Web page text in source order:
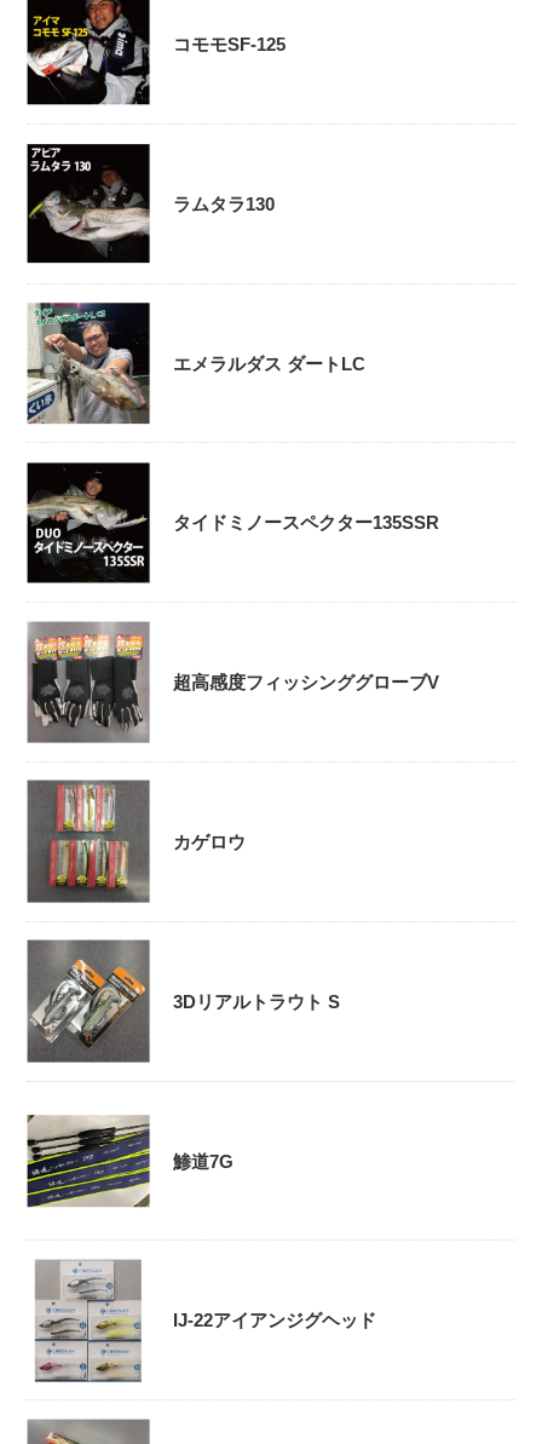
コモモSF-125
ラムタラ130
エメラルダス ダートLC
タイドミノースペクター135SSR
超高感度フィッシンググローブV
カゲロウ
3Dリアルトラウト S
鯵道7G
IJ-22アイアンジグヘッド